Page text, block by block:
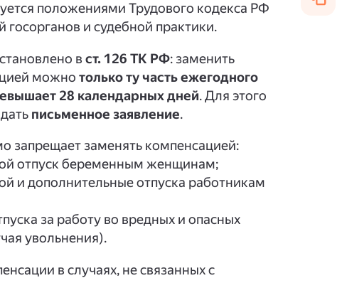
положениями Трудового кодекса РФ
госорганов и судебной практики.
вст. 126 ТК РФ: заменить
можнотолько ту часть ежегодного
28 календарных дней. Для этого
письменное заявление.
запрещает заменять компенсацией:
отпуск беременным женщинам;
и дополнительные отпуска работникам
за работу во вредных и опасных
увольнения).
в случаях, не связанных с